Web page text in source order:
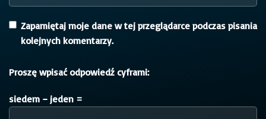
Zapamiętaj moje dane w tej przeglądarce podczas pisania
kolejnych komentarzy.
Proszę wpisać odpowiedź cyframi:
siedem − jeden =